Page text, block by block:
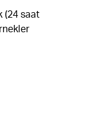
(24 saat